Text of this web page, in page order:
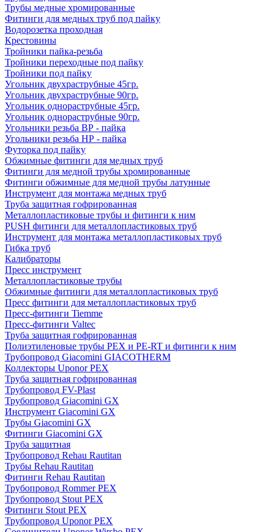
Трубы медные хромированные
Фитинги для медных труб под пайку
Водорозетка проходная
Крестовины
Тройники пайка-резьба
Тройники переходные под пайку
Тройники под пайку
Угольник двухраструбные 45гр.
Угольник двухраструбные 90гр.
Угольник однораструбные 45гр.
Угольник однораструбные 90гр.
Угольники резьба ВР - пайка
Угольники резьба НР - пайка
Футорка под пайку
Обжимные фитинги для медных труб
Фитинги для медной трубы хромированные
Фитинги обжимные для медной трубы латунные
Инструмент для монтажа медных труб
Труба защитная гофрированная
Металлопластиковые трубы и фитинги к ним
PUSH фитинги для металлопластиковых труб
Инструмент для монтажа металлопластиковых труб
Гибка труб
Калибраторы
Пресс инструмент
Металлопластиковые трубы
Обжимные фитинги для металлопластиковых труб
Пресс фитинги для металлопластиковых труб
Пресс-фитинги Tiemme
Пресс-фитинги Valtec
Труба защитная гофрированная
Полиэтиленовые трубы PEX и PE-RT и фитинги к ним
Трубопровод Giacomini GIACOTHERM
Коллекторы Uponor PEX
Труба защитная гофрированная
Трубопровод FV-Plast
Трубопровод Giacomini GX
Инструмент Giacomini GX
Трубы Giacomini GX
Фитинги Giacomini GX
Труба защитная
Трубопровод Rehau Rautitan
Трубы Rehau Rautitan
Фитинги Rehau Rautitan
Трубопровод Rommer PEX
Трубопровод Stout PEX
Фитинги Stout PEX
Трубопровод Uponor PEX